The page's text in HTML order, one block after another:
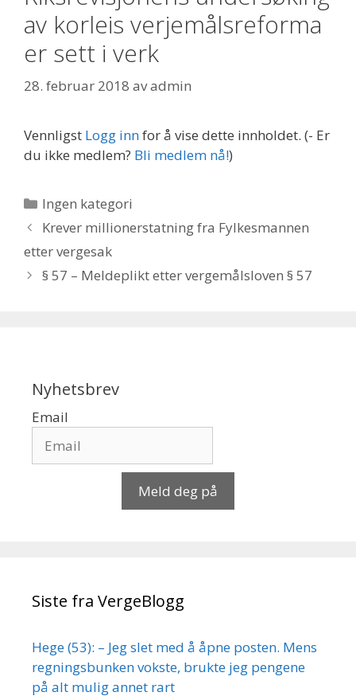
av korleis verjemålsreforma
er sett i verk
28. februar 2018 avadmin
Vennligst Logg innfor å vise dette innholdet. (- Er
du ikke medlem? Bli medlem nå!)
Kategorier
Ingen kategori
Krever millionerstatning fra Fylkesmannen
etter vergesak
§ 57 – Meldeplikt etter vergemålsloven § 57
Nyhetsbrev
Email
Meld deg på
Siste fra VergeBlogg
Hege (53): – Jeg slet med å åpne posten. Mens
regningsbunken vokste, brukte jeg pengene
på alt mulig annet rart